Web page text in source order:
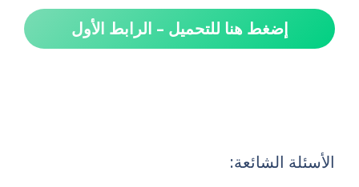
إضغط هنا للتحميل – الرابط الأول
الأسئلة الشائعة: